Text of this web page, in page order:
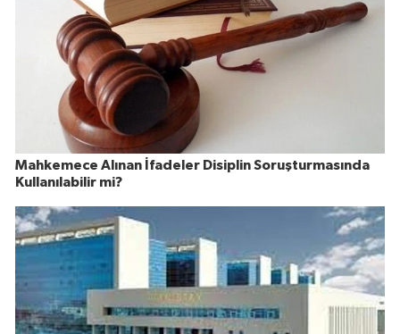
Mahkemece Alınan İfadeler Disiplin Soruşturmasında
Kullanılabilir mi?